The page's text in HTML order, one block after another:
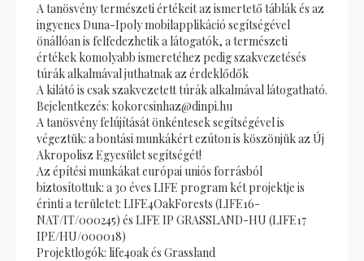
A tanösvény természeti értékeit az ismertető táblák és az
ingyenes Duna-Ipoly mobilapplikáció segítségével
önállóan is felfedezhetik a látogatók, a természeti
értékek komolyabb ismeretéhez pedig szakvezetésés
túrák alkalmával juthatnak az érdeklődők
A kilátó is csak szakvezetett túrák alkalmával látogatható.
Bejelentkezés: kokorcsinhaz@dinpi.hu
A tanösvény felújítását önkéntesek segítségével is
végeztük: a bontási munkákért ezúton is köszönjük az Új
Akropolisz Egyesület segítségét!
Az építési munkákat európai uniós forrásból
biztosítottuk: a 30 éves LIFE program két projektje is
érinti a területet: LIFE4OakForests (LIFE16-
NAT/IT/000245) és LIFE IP GRASSLAND-HU (LIFE17
IPE/HU/000018)
Projektlogók: life4oak és Grassland